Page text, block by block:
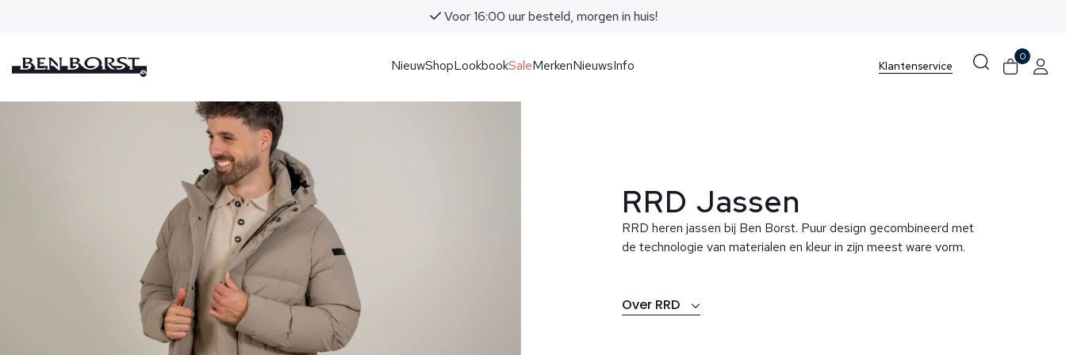
Voor 16:00 uur besteld, morgen in huis!
NieuwShopLookbookSaleMerkenNieuwsInfo Klantenservice
0
RRD Jassen
RRD heren jassen bij Ben Borst. Puur design gecombineerd met
de technologie van materialen en kleur in zijn meest ware vorm.
Over RRD